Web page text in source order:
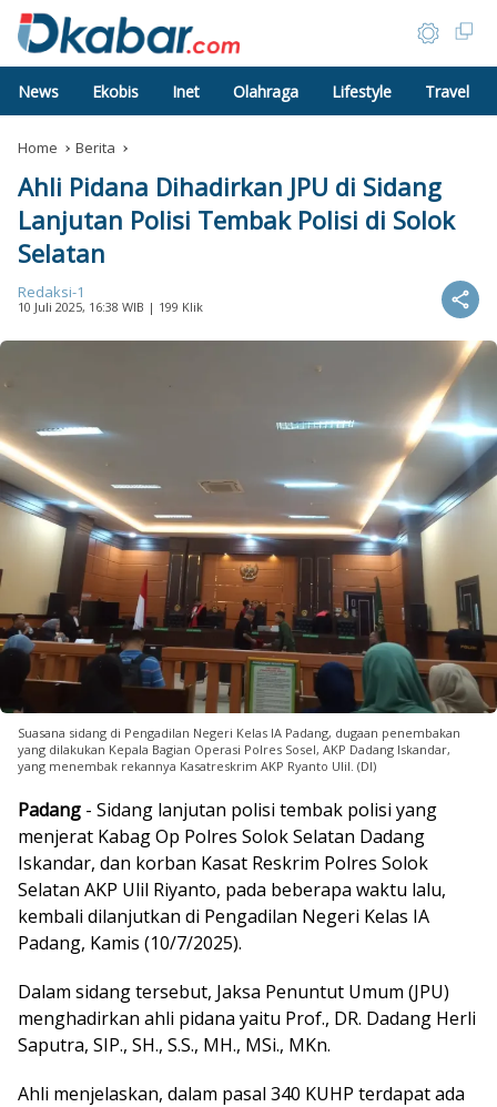
News Ekobis Inet Olahraga Lifestyle Travel
Home Berita
Ahli Pidana Dihadirkan JPU di Sidang
Lanjutan Polisi Tembak Polisi di Solok
Selatan
Redaksi-1
10 Juli 2025, 16:38 WIB | 199 Klik
Suasana sidang di Pengadilan Negeri Kelas IA Padang, dugaan penembakan
yang dilakukan Kepala Bagian Operasi Polres Sosel, AKP Dadang Iskandar,
yang menembak rekannya Kasatreskrim AKP Ryanto Ulil. (DI)
Padang - Sidang lanjutan polisi tembak polisi yang
menjerat Kabag Op Polres Solok Selatan Dadang
Iskandar, dan korban Kasat Reskrim Polres Solok
Selatan AKP Ulil Riyanto, pada beberapa waktu lalu,
kembali dilanjutkan di Pengadilan Negeri Kelas IA
Padang, Kamis (10/7/2025).
Dalam sidang tersebut, Jaksa Penuntut Umum (JPU)
menghadirkan ahli pidana yaitu Prof., DR. Dadang Herli
Saputra, SIP., SH., S.S., MH., MSi., MKn.
Ahli menjelaskan, dalam pasal 340 KUHP terdapat ada